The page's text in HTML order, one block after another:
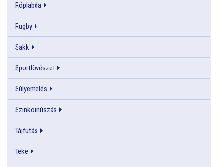
Röplabda
Rugby
Sakk
Sportlövészet
Súlyemelés
Szinkornúszás
Tájfutás
Teke